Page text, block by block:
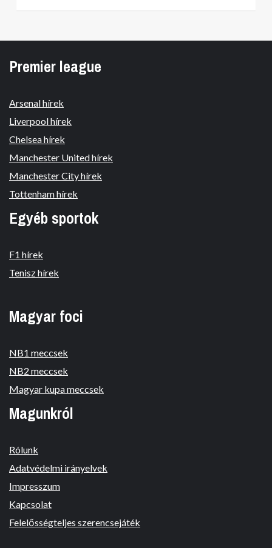
Premier league
Arsenal hírek
Liverpool hírek
Chelsea hírek
Manchester United hírek
Manchester City hírek
Tottenham hírek
Egyéb sportok
F1 hírek
Tenisz hírek
Magyar foci
NB1 meccsek
NB2 meccsek
Magyar kupa meccsek
Magunkról
Rólunk
Adatvédelmi irányelvek
Impresszum
Kapcsolat
Felelősségteljes szerencsejáték